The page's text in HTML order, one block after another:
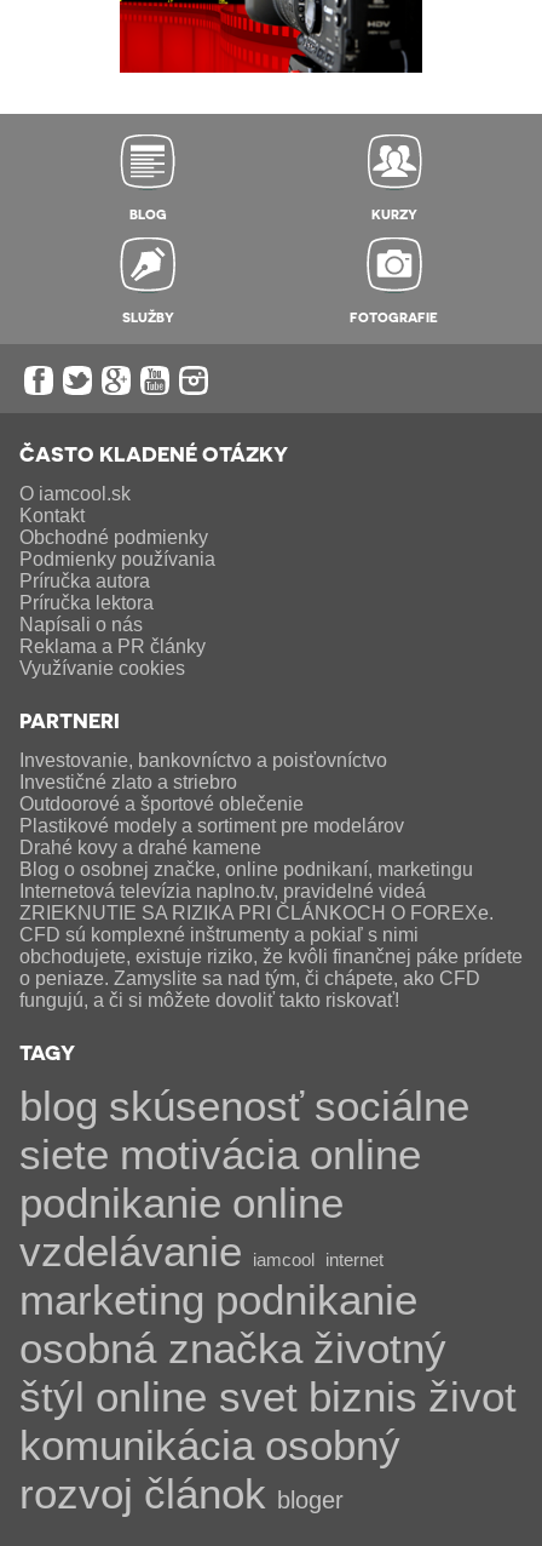
BLOG KURZY
SLUŽBY FOTOGRAFIE
ČASTO KLADENÉ OTÁZKY
O iamcool.sk
Kontakt
Obchodné podmienky
Podmienky používania
Príručka autora
Príručka lektora
Napísali o nás
Reklama a PR články
Využívanie cookies
PARTNERI
Investovanie, bankovníctvo a poisťovníctvo
Investičné zlato a striebro
Outdoorové a športové oblečenie
Plastikové modely a sortiment pre modelárov
Drahé kovy a drahé kamene
Blog o osobnej značke, online podnikaní, marketingu
Internetová televízia naplno.tv, pravidelné videá
ZRIEKNUTIE SA RIZIKA PRI ČLÁNKOCH O FOREXe.
CFD sú komplexné inštrumenty a pokiaľ s nimi
obchodujete, existuje riziko, že kvôli finančnej páke prídete
o peniaze. Zamyslite sa nad tým, či chápete, ako CFD
fungujú, a či si môžete dovoliť takto riskovať!
TAGY
blog skúsenosť sociálne
siete motivácia online
podnikanie online
vzdelávanie
iamcool internet
marketing podnikanie
osobná značka životný
štýl online svet biznis život
komunikácia osobný
rozvoj článok bloger